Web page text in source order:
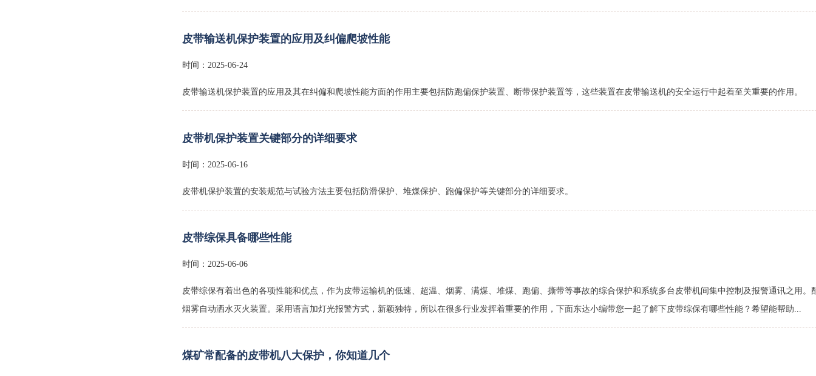
皮带输送机保护装置的应用及纠偏爬坡性能
时间：2025-06-24
皮带输送机保护装置的应用及其在纠偏和爬坡性能方面的作用‌主要包括防跑偏保护装置、断带保护装置等，这些装置在皮带输送机的安全运行中起着至关重要的作用。
皮带机保护装置关键部分的详细要求
时间：2025-06-16
皮带机保护装置的安装规范与试验方法‌主要包括防滑保护、堆煤保护、跑偏保护等关键部分的详细要求。
皮带综保具备哪些性能
时间：2025-06-06
皮带综保有着出色的各项性能和优点，作为皮带运输机的低速、超温、烟雾、满煤、堆煤、跑偏、撕带等事故的综合保护和系统多台皮带机间集中控制及报警通讯之用。
烟雾自动洒水灭火装置。采用语言加灯光报警方式，新颖独特，所以在很多行业发挥着重要的作用，下面东达小编带您一起了解下皮带综保有哪些性能？希望能帮助...
煤矿常配备的皮带机八大保护，你知道几个